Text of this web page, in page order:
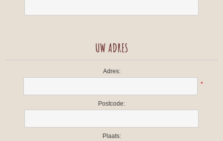
UW ADRES
Adres:
*
Postcode:
Plaats: